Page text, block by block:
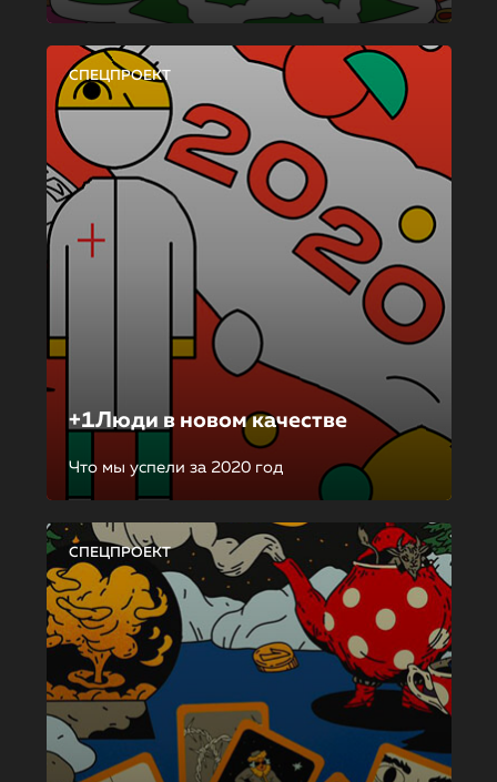
СПЕЦПРОЕКТ
+1Люди в новом качестве
Что мы успели за 2020 год
СПЕЦПРОЕКТ